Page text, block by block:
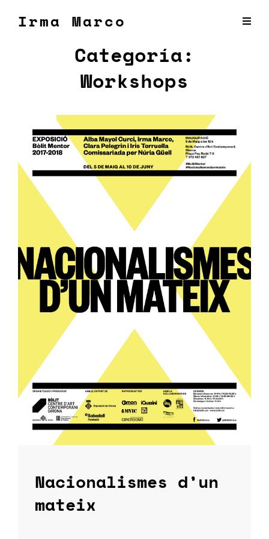
Irma Marco
Categoría:
Workshops
Publicada
Nacionalismes d’un
mateix